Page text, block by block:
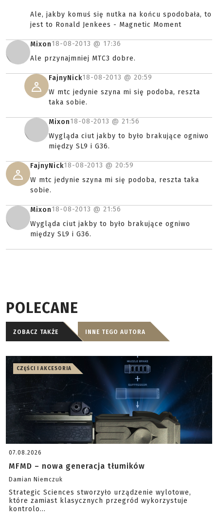
Ale, jakby komuś się nutka na końcu spodobała, to
jest to Ronald Jenkees - Magnetic Moment
Mixon18-08-2013 @ 17:36
Ale przynajmniej MTC3 dobre.
FajnyNick18-08-2013 @ 20:59
W mtc jedynie szyna mi się podoba, reszta
taka sobie.
Mixon18-08-2013 @ 21:56
Wygląda ciut jakby to było brakujące ogniwo
między SL9 i G36.
FajnyNick18-08-2013 @ 20:59
W mtc jedynie szyna mi się podoba, reszta taka
sobie.
Mixon18-08-2013 @ 21:56
Wygląda ciut jakby to było brakujące ogniwo
między SL9 i G36.
POLECANE
ZOBACZ TAKŻE INNE TEGO AUTORA
CZĘŚCI I AKCESORIA
07.08.2026
MFMD – nowa generacja tłumików
Damian Niemczuk
Strategic Sciences stworzyło urządzenie wylotowe,
które zamiast klasycznych przegród wykorzystuje
kontrolo...